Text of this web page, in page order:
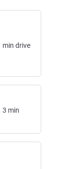
min drive
3 min